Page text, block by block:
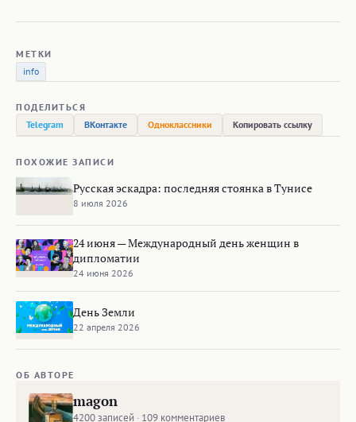
МЕТКИ
info
ПОДЕЛИТЬСЯ
Telegram
ВКонтакте Одноклассники Копировать ссылку
ПОХОЖИЕ ЗАПИСИ
Русская эскадра: последняя стоянка в Тунисе
8 июля 2026
24 июня — Международный день женщин в
дипломатии
24 июня 2026
День Земли
22 апреля 2026
ОБ АВТОРЕ
magon
4200 записей · 109 комментариев